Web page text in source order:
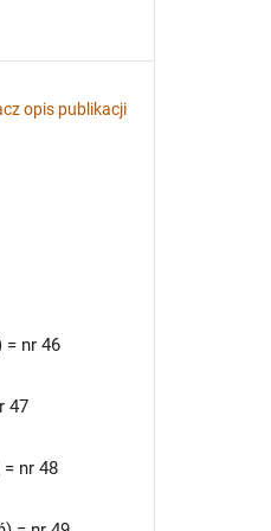
opis publikacji
= nr 46
47
nr 48